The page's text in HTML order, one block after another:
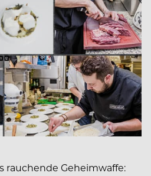
rauchende Geheimwaffe: